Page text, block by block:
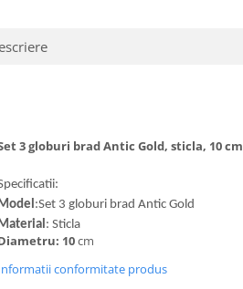
3 globuri brad Antic Gold, sticla, 10 cm
:Set 3 globuri brad Antic Gold
: Sticla
10cm
conformitate produs